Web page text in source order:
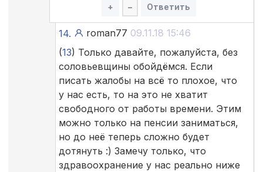
+ – Ответить
14. roman77 09.11.18 15:46
(13) Только давайте, пожалуйста, без
соловьевщины обойдёмся. Если
писать жалобы на всё то плохое, что
у нас есть, то на это не хватит
свободного от работы времени. Этим
можно только на пенсии заниматься,
но до неё теперь сложно будет
дотянуть :) Замечу только, что
здравоохранение у нас реально ниже